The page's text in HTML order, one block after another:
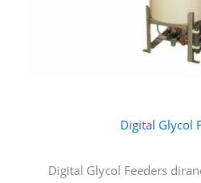
Digital Glycol
Digital Glycol Feeders